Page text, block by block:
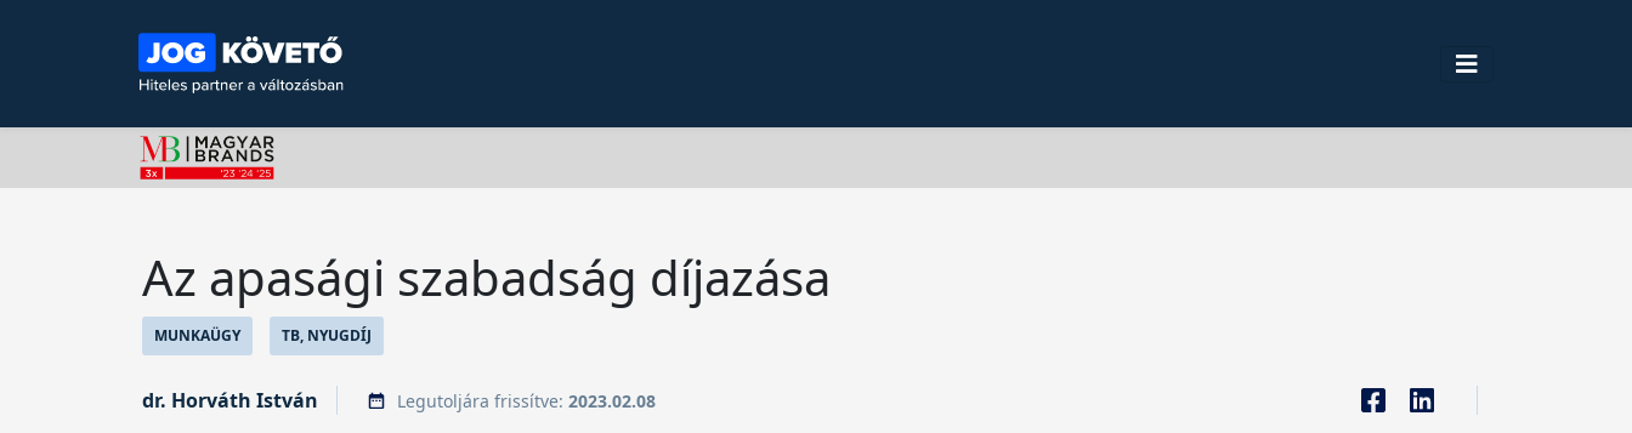
Az apasági szabadság díjazása
MUNKAÜGY TB, NYUGDÍJ
dr. Horváth István Legutoljára frissítve: 2023.02.08